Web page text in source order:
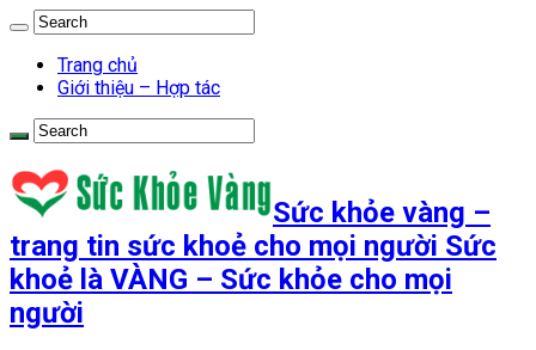
Trang chủ
Giới thiệu – Hợp tác
Sức khỏe vàng –
trang tin sức khoẻ cho mọi người Sức
khoẻ là VÀNG – Sức khỏe cho mọi
người